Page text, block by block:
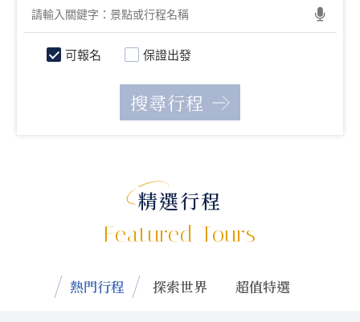
可報名 保證出發
精選行程
Featured Tours
熱門行程 探索世界 超值特選